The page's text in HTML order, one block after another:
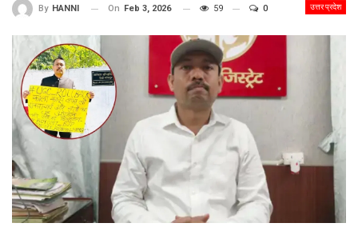
उत्तर प्रदेश
By HANNI On Feb 3, 2026 59 0